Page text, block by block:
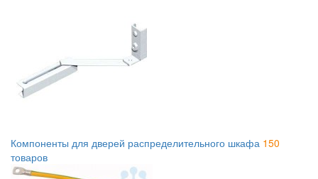
Компоненты для дверей распределительного шкафа 150
товаров